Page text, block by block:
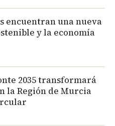
encuentran una nueva
y la economía
2035 transformará
la Región de Murcia